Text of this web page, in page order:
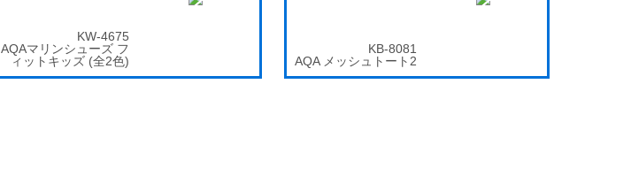
KW-4675
AQAマリンシューズ フ
ィットキッズ (全2色)
KB-8081
AQA メッシュトート2